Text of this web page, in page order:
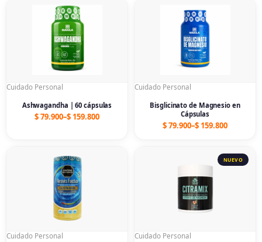
Cuidado Personal
Ashwagandha | 60 cápsulas
$79.900–$ 159.800
range:
$ 79.900
through
$ 159.800
Cuidado Personal
Bisglicinato de Magnesio en
Cápsulas
$79.900–$ 159.800
range:
$ 79.900
through
$ 159.800
Cuidado Personal
range:
$ 89.900
through
$ 179.800
Cuidado Personal
range:
$ 79.900
through
$ 159.800